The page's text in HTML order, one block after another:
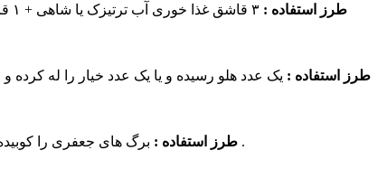
طرز استفاده :
طرز استفاده :
طرز استفاده : برگ های جعفری را کوبیده و شیره آن را روی خال ها بگذارید و یا می توانید ۱۰ گرم ریشه و تخم جعفری را ( از عطاریها تهیه کنید ) بجوشانید وروی لک های خود قرار دهید .